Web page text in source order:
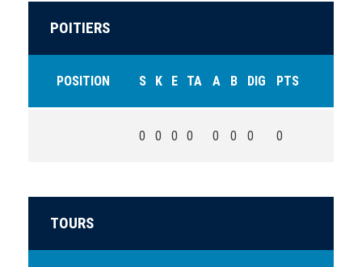
POITIERS
POSITION S K E TA A B DIG PTS
0 0 0 0 0 0 0 0
TOURS